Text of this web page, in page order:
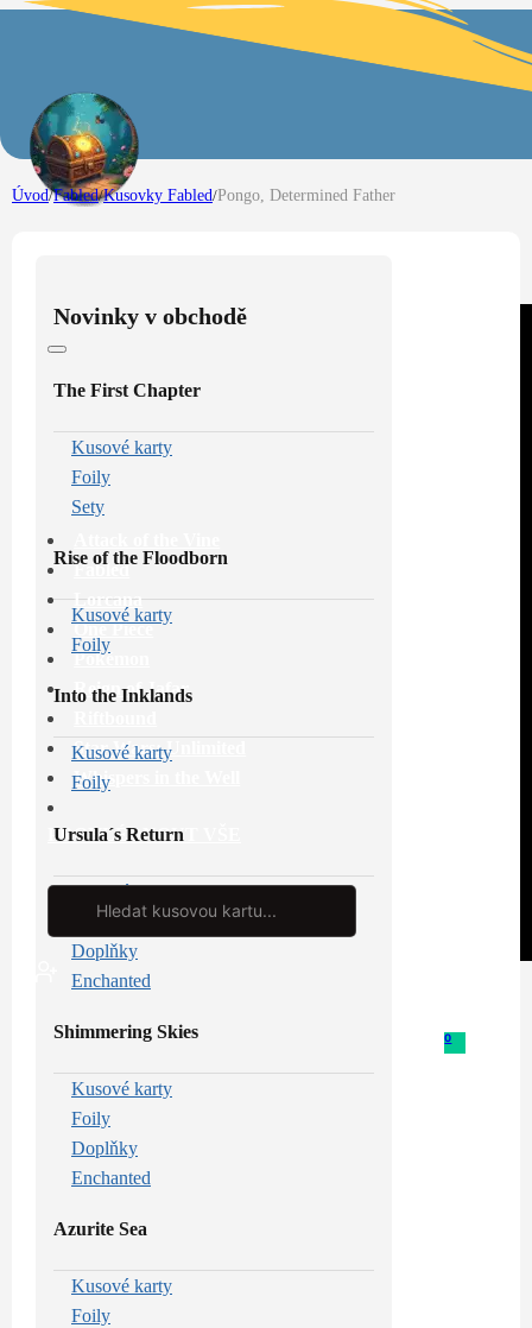
Fabled
Lorcana
One Piece
Pokémon
Reign of Jafar
Star Wars: Unlimited
Whispers in the Well
PROHLÉDNOUT VŠE
Search
0
Úvod/Fabled/Kusovky Fabled/Pongo, Determined Father
Novinky v obchodě
The First Chapter
Kusové karty
Foily
Sety
Rise of the Floodborn
Kusové karty
Foily
Into the Inklands
Kusové karty
Foily
Ursula´s Return
Kusové karty
Foily
Doplňky
Enchanted
Shimmering Skies
Kusové karty
Foily
Doplňky
Enchanted
Azurite Sea
Kusové karty
Foily